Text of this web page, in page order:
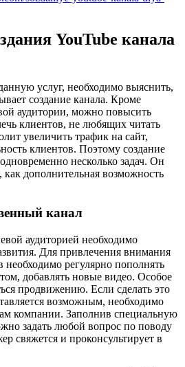
YouTube канала
услуг, необходимо выяснить,
создание канала. Кроме
аудитории, можно повысить
клиентов, не любящих читать
увеличить трафик на сайт,
клиентов. Поэтому создание
несколько задач. Он
дополнительная возможность
канал
аудиторией необходимо
Для привлечения внимания
регулярно пополнять
добавлять новые видео. Особое
продвижению. Если сделать это
возможным, необходимо
компании. Заполнив специальную
задать любой вопрос по поводу
свяжется и проконсультирует в